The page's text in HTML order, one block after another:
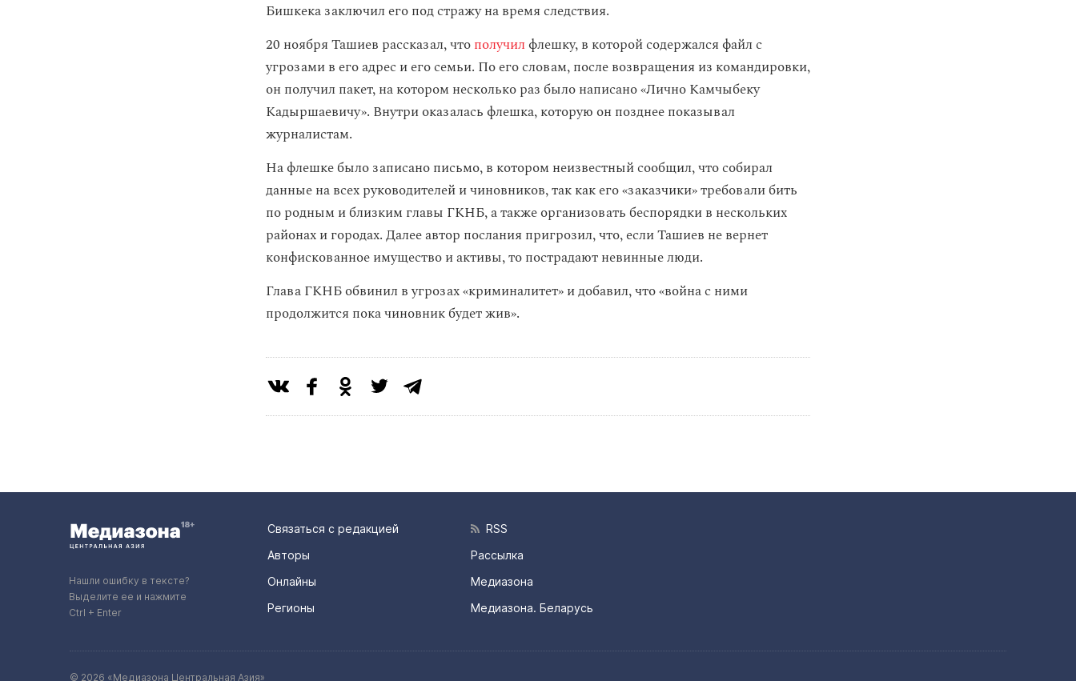
Бишкека заключил его под стражу на время следствия.
20 ноября Ташиев рассказал, чтополучил флешку, в которой содержался файл с
угрозами в его адрес и его семьи. По его словам, после возвращения из командировки,
он получил пакет, на котором несколько раз было написано «Лично Камчыбеку
Кадыршаевичу». Внутри оказалась флешка, которую он позднее показывал
журналистам.
На флешке было записано письмо, в котором неизвестный сообщил, что собирал
данные на всех руководителей и чиновников, так как его «заказчики» требовали бить
по родным и близким главы ГКНБ, а также организовать беспорядки в нескольких
районах и городах. Далее автор послания пригрозил, что, если Ташиев не вернет
конфискованное имущество и активы, то пострадают невинные люди.
Глава ГКНБ обвинил в угрозах «криминалитет» и добавил, что «война с ними
продолжится пока чиновник будет жив».
Нашли ошибку в тексте?
Выделите ее и нажмите
Ctrl + Enter
Связаться с редакцией
Авторы
Онлайны
Регионы
RSS
Рассылка
Медиазона
Медиазона. Беларусь
© 2026 «Медиазона Центральная Азия»